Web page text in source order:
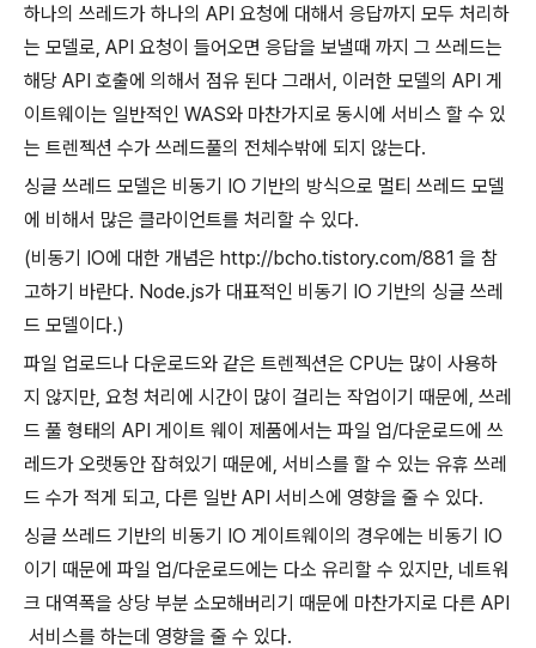
하나의 쓰레드가 하나의 API 요청에 대해서 응답까지 모두 처리하
는 모델로, API 요청이 들어오면 응답을 보낼때 까지 그 쓰레드는
해당 API 호출에 의해서 점유 된다 그래서, 이러한 모델의 API 게
이트웨이는 일반적인 WAS와 마찬가지로 동시에 서비스 할 수 있
는 트렌젝션 수가 쓰레드풀의 전체수밖에 되지 않는다.
싱글 쓰레드 모델은 비동기 IO 기반의 방식으로 멀티 쓰레드 모델
에 비해서 많은 클라이언트를 처리할 수 있다.
(비동기 IO에 대한 개념은 http://bcho.tistory.com/881 을 참
고하기 바란다. Node.js가 대표적인 비동기 IO 기반의 싱글 쓰레
드 모델이다.)
파일 업로드나 다운로드와 같은 트렌젝션은 CPU는 많이 사용하
지 않지만, 요청 처리에 시간이 많이 걸리는 작업이기 때문에, 쓰레
드 풀 형태의 API 게이트 웨이 제품에서는 파일 업/다운로드에 쓰
레드가 오랫동안 잡혀있기 때문에, 서비스를 할 수 있는 유휴 쓰레
드 수가 적게 되고, 다른 일반 API 서비스에 영향을 줄 수 있다.
싱글 쓰레드 기반의 비동기 IO 게이트웨이의 경우에는 비동기 IO
이기 때문에 파일 업/다운로드에는 다소 유리할 수 있지만, 네트워
크 대역폭을 상당 부분 소모해버리기 때문에 마찬가지로 다른 API
서비스를 하는데 영향을 줄 수 있다.